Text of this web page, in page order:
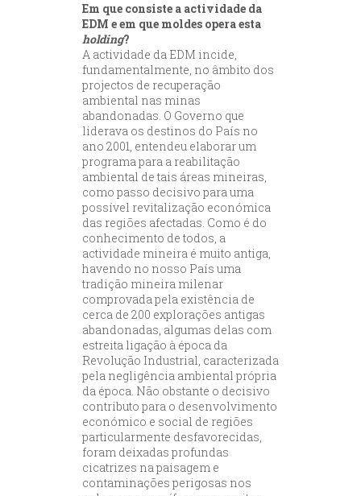
Em que consiste a actividade da
EDM e em que moldes opera esta
holding?
A actividade da EDM incide,
fundamentalmente, no âmbito dos
projectos de recuperação
ambiental nas minas
abandonadas. O Governo que
liderava os destinos do País no
ano 2001, entendeu elaborar um
programa para a reabilitação
ambiental de tais áreas mineiras,
como passo decisivo para uma
possível revitalização económica
das regiões afectadas. Como é do
conhecimento de todos, a
actividade mineira é muito antiga,
havendo no nosso País uma
tradição mineira milenar
comprovada pela existência de
cerca de 200 explorações antigas
abandonadas, algumas delas com
estreita ligação à época da
Revolução Industrial, caracterizada
pela negligência ambiental própria
da época. Não obstante o decisivo
contributo para o desenvolvimento
económico e social de regiões
particularmente desfavorecidas,
foram deixadas profundas
cicatrizes na paisagem e
contaminações perigosas nos